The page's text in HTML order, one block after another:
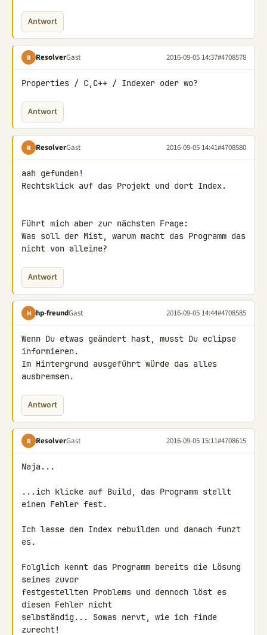
Antwort
R ResolverGast 2016-09-05 14:37#4708578
Properties / C,C++ / Indexer oder wo?
Antwort
R ResolverGast 2016-09-05 14:41#4708580
aah gefunden!
Rechtsklick auf das Projekt und dort Index.
Führt mich aber zur nächsten Frage:
Was soll der Mist, warum macht das Programm das
nicht von alleine?
Antwort
H hp-freundGast 2016-09-05 14:44#4708585
Wenn Du etwas geändert hast, musst Du eclipse
informieren.
Im Hintergrund ausgeführt würde das alles
ausbremsen.
Antwort
R ResolverGast 2016-09-05 15:11#4708615
Naja...
...ich klicke auf Build, das Programm stellt
einen Fehler fest.
Ich lasse den Index rebuilden und danach funzt
es.
Folglich kennt das Programm bereits die Lösung
seines zuvor
festgestellten Problems und dennoch löst es
diesen Fehler nicht
selbständig... Sowas nervt, wie ich finde
zurecht!